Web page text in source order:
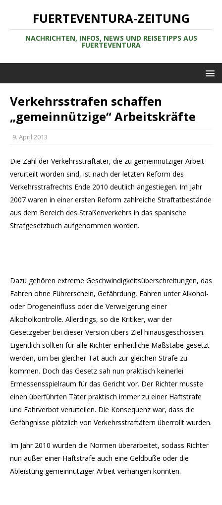
FUERTEVENTURA-ZEITUNG
NACHRICHTEN, INFOS, NEWS UND REISETIPPS AUS
FUERTEVENTURA
Verkehrsstrafen schaffen
„gemeinnützige“ Arbeitskräfte
9. April 2013
Die Zahl der Verkehrsstraftäter, die zu gemeinnütziger Arbeit
verurteilt worden sind, ist nach der letzten Reform des
Verkehrsstrafrechts Ende 2010 deutlich angestiegen. Im Jahr
2007 waren in einer ersten Reform zahlreiche Straftatbestände
aus dem Bereich des Straßenverkehrs in das spanische
Strafgesetzbuch aufgenommen worden.
Dazu gehören extreme Geschwindigkeitsüberschreitungen, das
Fahren ohne Führerschein, Gefährdung, Fahren unter Alkohol-
oder Drogeneinfluss oder die Verweigerung einer
Alkoholkontrolle. Allerdings, so die Kritiker, war der
Gesetzgeber bei dieser Version übers Ziel hinausgeschossen.
Eigentlich sollten für alle Richter einheitliche Maßstäbe gesetzt
werden, um bei gleicher Tat auch zur gleichen Strafe zu
kommen. Doch das Gesetz sah nun praktisch keinerlei
Ermessensspielraum für das Gericht vor. Der Richter musste
einen überführten Täter praktisch immer zu einer Haftstrafe
und Fahrverbot verurteilen. Die Konsequenz war, dass die
Gefängnisse plötzlich von Verkehrsstraftätern überrollt wurden.
Im Jahr 2010 wurden die Normen überarbeitet, sodass Richter
nun außer einer Haftstrafe auch eine Geldbuße oder die
Ableistung gemeinnütziger Arbeit verhängen konnten.